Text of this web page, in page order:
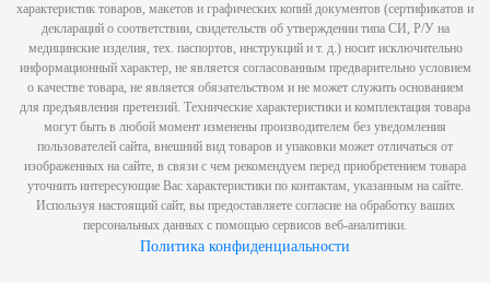
характеристик товаров, макетов и графических копий документов (сертификатов и
деклараций о соответствии, свидетельств об утверждении типа СИ, Р/У на
медицинские изделия, тех. паспортов, инструкций и т. д.) носит исключительно
информационный характер, не является согласованным предварительно условием
о качестве товара, не является обязательством и не может служить основанием
для предъявления претензий. Технические характеристики и комплектация товара
могут быть в любой момент изменены производителем без уведомления
пользователей сайта, внешний вид товаров и упаковки может отличаться от
изображенных на сайте, в связи с чем рекомендуем перед приобретением товара
уточнить интересующие Вас характеристики по контактам, указанным на сайте.
Используя настоящий сайт, вы предоставляете согласие на обработку ваших
персональных данных с помощью сервисов веб-аналитики.
Политика конфиденциальности